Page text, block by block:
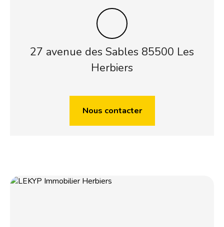
27 avenue des Sables 85500 Les
Herbiers
Nous contacter